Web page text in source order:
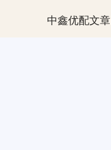
中鑫优配文